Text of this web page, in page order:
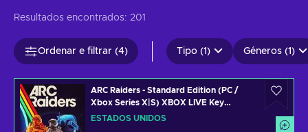
Resultados encontrados: 201
Ordenar e filtrar (4) Tipo (1) Géneros (1)
ARC Raiders - Standard Edition (PC /
Xbox Series X|S) XBOX LIVE Key
UNITED STATES
ESTADOS UNIDOS